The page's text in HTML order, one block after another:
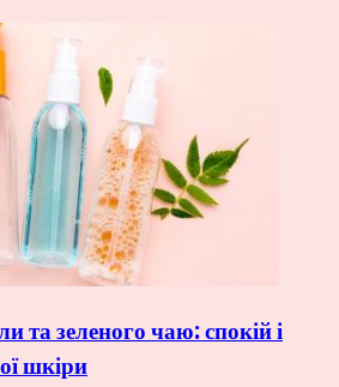
та зеленого чаю: спокій і
шкіри